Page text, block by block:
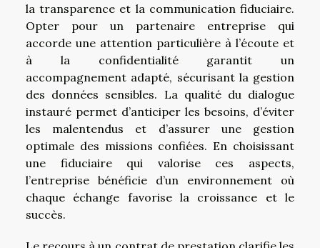
la transparence et la communication fiduciaire.
Opter pour un partenaire entreprise qui
accorde une attention particulière à l’écoute et
à la confidentialité garantit un
accompagnement adapté, sécurisant la gestion
des données sensibles. La qualité du dialogue
instauré permet d’anticiper les besoins, d’éviter
les malentendus et d’assurer une gestion
optimale des missions confiées. En choisissant
une fiduciaire qui valorise ces aspects,
l’entreprise bénéficie d’un environnement où
chaque échange favorise la croissance et le
succès.